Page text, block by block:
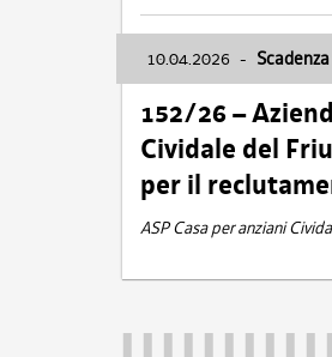
10.04.2026 -
152/26 –
Cividale del
per il
ASP Casa per anziani